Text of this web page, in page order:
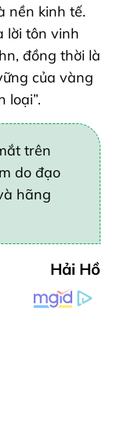
nền kinh tế.
lời tôn vinh
đồng thời là
của vàng
loại”.
trên
do đạo
hãng
Hải Hồ